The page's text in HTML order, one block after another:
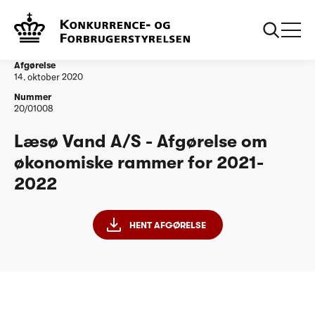
Vandtilsyn
rammer for 2021-2022
Afgørelse
14. oktober 2020
Nummer
20/01008
Læsø Vand A/S - Afgørelse om
økonomiske rammer for 2021-
2022
HENT AFGØRELSE